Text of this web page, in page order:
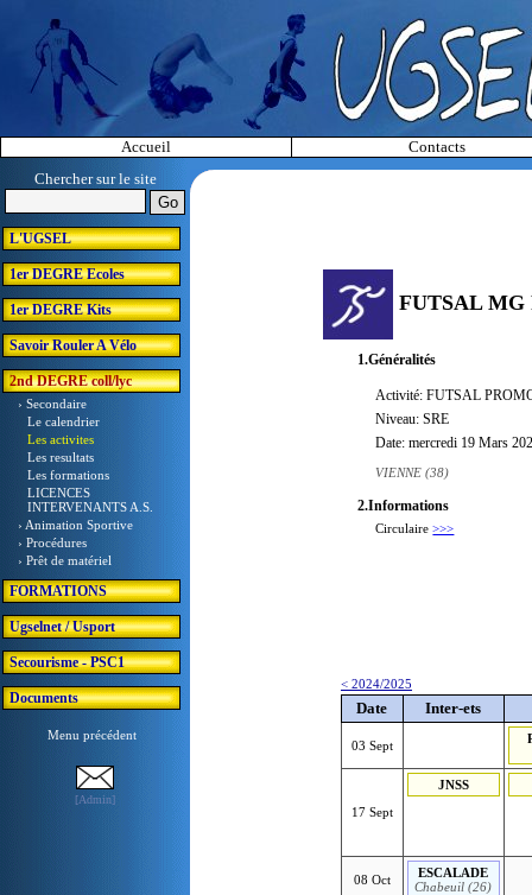
Accueil
Contacts
Chercher sur le site
L'UGSEL
1er DEGRE Ecoles
1er DEGRE Kits
Savoir Rouler A Vélo
2nd DEGRE coll/lyc
› Secondaire
Le calendrier
Les activites
Les resultats
Les formations
LICENCES
INTERVENANTS A.S.
› Animation Sportive
› Procédures
› Prêt de matériel
FORMATIONS
Ugselnet / Usport
Secourisme - PSC1
Documents
Menu précédent
[Admin]
FUTSAL MG
1.Généralités
Activité: FUTSAL
Niveau: SRE
Date: mercredi 19 Mars
VIENNE (38)
2.Informations
Circulaire>>>
< 2024/2025
Date Inter-ets
03 Sept
17 Sept
JNSS
08 Oct
ESCALADE
Chabeuil (26)